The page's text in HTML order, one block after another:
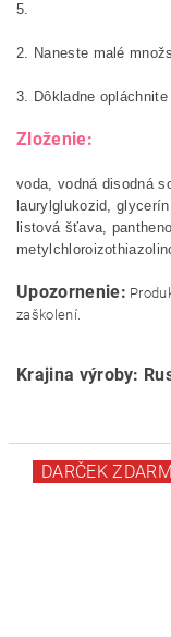
5.
2. Naneste malé
3. Dôkladne opláchnite
Zloženie:
voda, vodná disodná
laurylglukozid,
listová šťava,
Upozornenie:
zaškolení.
Krajina výroby:
DARČEK